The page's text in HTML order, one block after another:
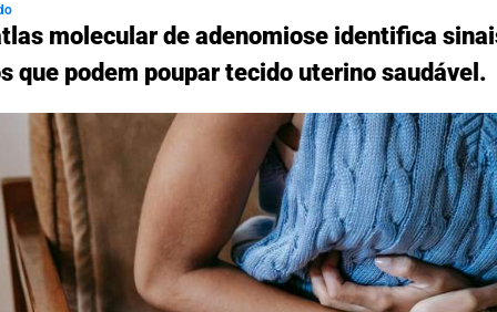
molecular de adenomiose identifica
que podem poupar tecido uterino saudável.